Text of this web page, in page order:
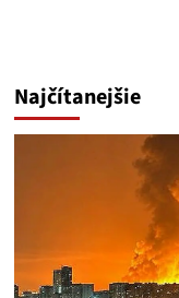
Najčítanejšie